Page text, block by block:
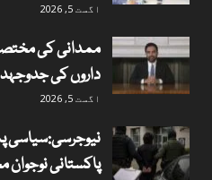
اگست 5, 2026
ممدانی کی
داروں کی
اگست 5, 2026
نیوجرسی:سیاسی
پاکستانی